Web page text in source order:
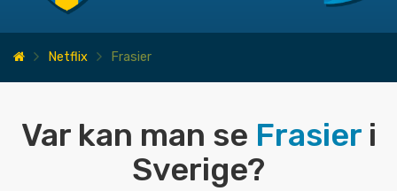
Netflix Frasier
Var kan man se Frasieri
Sverige?